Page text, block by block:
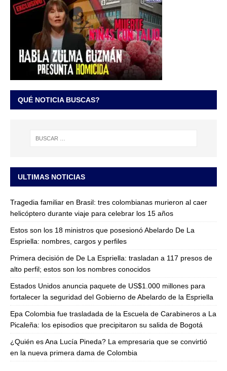
QUÉ NOTICIA BUSCAS?
ULTIMAS NOTICIAS
Tragedia familiar en Brasil: tres colombianas murieron al caer
helicóptero durante viaje para celebrar los 15 años
Estos son los 18 ministros que posesionó Abelardo De La
Espriella: nombres, cargos y perfiles
Primera decisión de De La Espriella: trasladan a 117 presos de
alto perfil; estos son los nombres conocidos
Estados Unidos anuncia paquete de US$1.000 millones para
fortalecer la seguridad del Gobierno de Abelardo de la Espriella
Epa Colombia fue trasladada de la Escuela de Carabineros a La
Picaleña: los episodios que precipitaron su salida de Bogotá
¿Quién es Ana Lucía Pineda? La empresaria que se convirtió
en la nueva primera dama de Colombia